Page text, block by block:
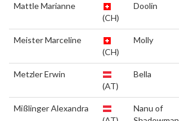
Mattle Marianne
(CH)
Doolin
Meister Marceline
(CH)
Molly
Metzler Erwin
(AT)
Bella
Mißlinger Alexandra
Nanu of